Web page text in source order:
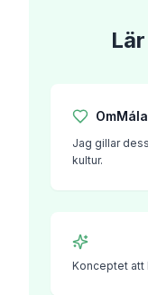
Om
Jag gillar
kultur.
Konceptet att